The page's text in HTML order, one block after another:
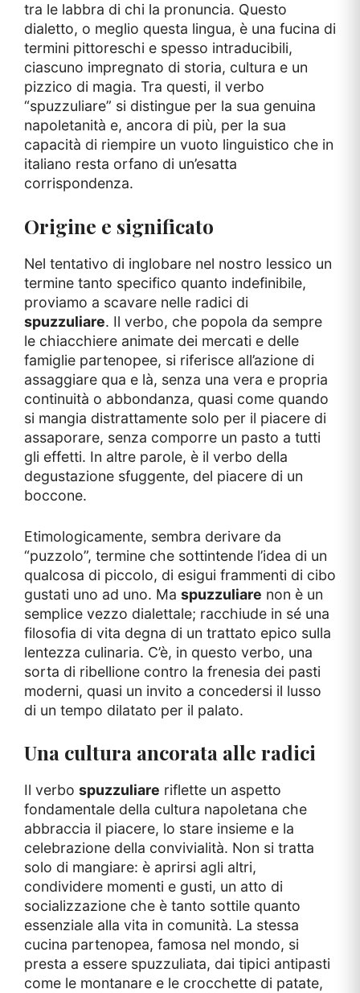
tra le labbra di chi la pronuncia. Questo
dialetto, o meglio questa lingua, è una fucina di
termini pittoreschi e spesso intraducibili,
ciascuno impregnato di storia, cultura e un
pizzico di magia. Tra questi, il verbo
“spuzzuliare” si distingue per la sua genuina
napoletanità e, ancora di più, per la sua
capacità di riempire un vuoto linguistico che in
italiano resta orfano di un’esatta
corrispondenza.
Origine e significato
Nel tentativo di inglobare nel nostro lessico un
termine tanto specifico quanto indefinibile,
proviamo a scavare nelle radici di
spuzzuliare. Il verbo, che popola da sempre
le chiacchiere animate dei mercati e delle
famiglie partenopee, si riferisce all’azione di
assaggiare qua e là, senza una vera e propria
continuità o abbondanza, quasi come quando
si mangia distrattamente solo per il piacere di
assaporare, senza comporre un pasto a tutti
gli effetti. In altre parole, è il verbo della
degustazione sfuggente, del piacere di un
boccone.
Etimologicamente, sembra derivare da
“puzzolo”, termine che sottintende l’idea di un
qualcosa di piccolo, di esigui frammenti di cibo
gustati uno ad uno. Ma spuzzuliare non è un
semplice vezzo dialettale; racchiude in sé una
filosofia di vita degna di un trattato epico sulla
lentezza culinaria. C’è, in questo verbo, una
sorta di ribellione contro la frenesia dei pasti
moderni, quasi un invito a concedersi il lusso
di un tempo dilatato per il palato.
Una cultura ancorata alle radici
Il verbo spuzzuliare riflette un aspetto
fondamentale della cultura napoletana che
abbraccia il piacere, lo stare insieme e la
celebrazione della convivialità. Non si tratta
solo di mangiare: è aprirsi agli altri,
condividere momenti e gusti, un atto di
socializzazione che è tanto sottile quanto
essenziale alla vita in comunità. La stessa
cucina partenopea, famosa nel mondo, si
presta a essere spuzzuliata, dai tipici antipasti
come le montanare e le crocchette di patate,